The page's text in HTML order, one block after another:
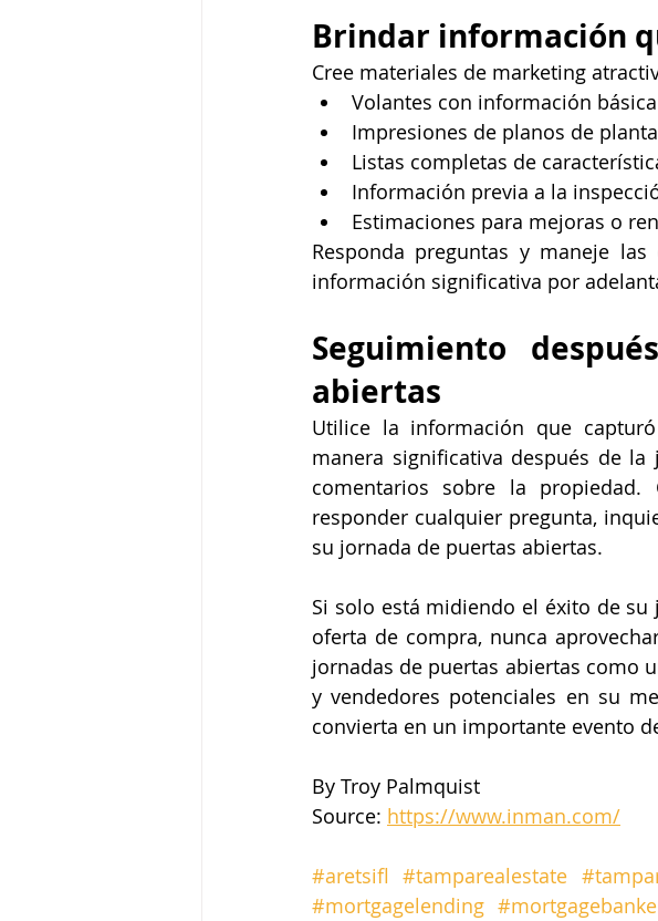
Brindar información
Cree materiales de marketing
Volantes con información
Impresiones de planos de
Listas completas de
Información previa a la
Estimaciones para mejoras o
Responda preguntas y maneje
información significativa por
Seguimiento
abiertas
Utilice la información que
manera significativa después de
comentarios sobre la
responder cualquier pregunta,
su jornada de puertas abiertas.
Si solo está midiendo el éxito de
oferta de compra, nunca
jornadas de puertas abiertas como
y vendedores potenciales en su
convierta en un importante evento
By Troy Palmquist
Source: https://www.inman.com/
#aretsifl #tamparealestate
#mortgagelending